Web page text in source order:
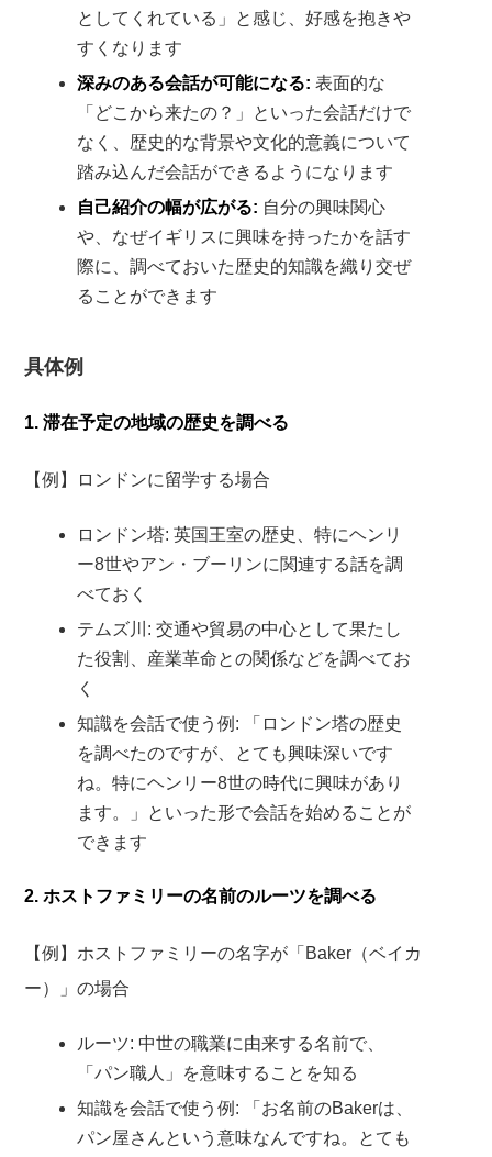
としてくれている」と感じ、好感を抱きや
すくなります
深みのある会話が可能になる: 表面的な
「どこから来たの？」といった会話だけで
なく、歴史的な背景や文化的意義について
踏み込んだ会話ができるようになります
自己紹介の幅が広がる: 自分の興味関心
や、なぜイギリスに興味を持ったかを話す
際に、調べておいた歴史的知識を織り交ぜ
ることができます
具体例
1. 滞在予定の地域の歴史を調べる
【例】ロンドンに留学する場合
ロンドン塔: 英国王室の歴史、特にヘンリ
ー8世やアン・ブーリンに関連する話を調
べておく
テムズ川: 交通や貿易の中心として果たし
た役割、産業革命との関係などを調べてお
く
知識を会話で使う例: 「ロンドン塔の歴史
を調べたのですが、とても興味深いです
ね。特にヘンリー8世の時代に興味があり
ます。」といった形で会話を始めることが
できます
2. ホストファミリーの名前のルーツを調べる
【例】ホストファミリーの名字が「Baker（ベイカ
ー）」の場合
ルーツ: 中世の職業に由来する名前で、
「パン職人」を意味することを知る
知識を会話で使う例: 「お名前のBakerは、
パン屋さんという意味なんですね。とても